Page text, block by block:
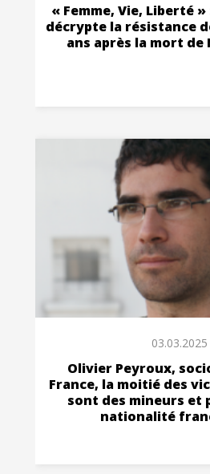
« Femme, Vie, Liberté »
décrypte la résistance
ans après la mort de
03.03.2025
Olivier Peyroux,
France, la moitié des
sont des mineurs et
nationalité